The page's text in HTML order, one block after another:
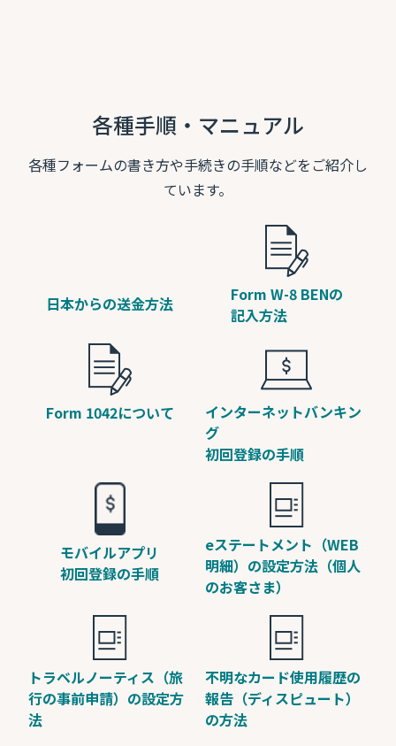
各種手順・マニュアル
各種フォームの書き方や手続きの手順などをご紹介し
ています。
日本からの送金方法
Form W-8 BENの
記入方法
Form 1042について
インターネットバンキン
グ
初回登録の手順
モバイルアプリ
初回登録の手順
eステートメント（WEB
明細）の設定方法（個人
のお客さま）
トラベルノーティス（旅
行の事前申請）の設定方
法
不明なカード使用履歴の
報告（ディスピュート）
の方法